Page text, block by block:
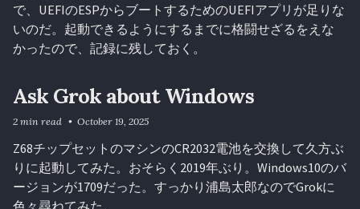
で、UEFIのESPからブートするためのUEFIアプリが足りな
いのだ。起動できるようにするまでに格闘せざるをえな
かったので、記録に残しておく。
Ask Grok about Windows
Z68チップセットのマシンのCR2032電池を交換して久方ぶ
りに起動してみた。おそらく2019年ぶり。Windows10のバ
ージョンが1709だった。すっかり浦島太郎なのでGrokに
2 min read October 19, 2025